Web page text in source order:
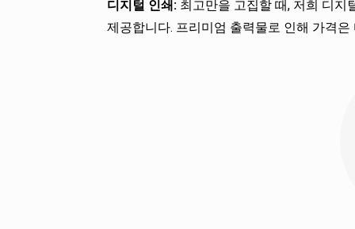
장점: 편의성을 높여
맞춤 라벨 및 인쇄:
브
디지털 인쇄: 최고만을 고집할 때, 저희 디지
제공합니다. 프리미엄 출력물로 인해 가격